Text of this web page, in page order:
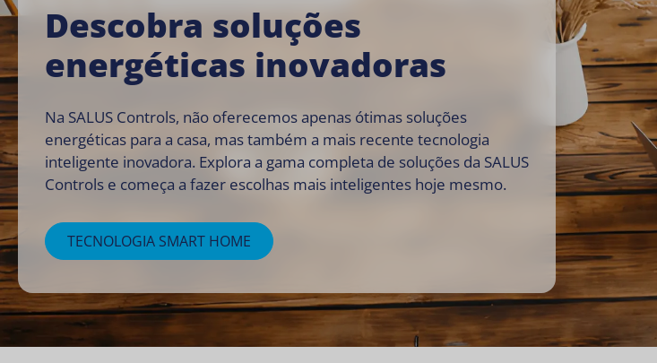
Descobra soluções
energéticas inovadoras
Na SALUS Controls, não oferecemos apenas ótimas soluções
energéticas para a casa, mas também a mais recente tecnologia
inteligente inovadora. Explora a gama completa de soluções da SALUS
Controls e começa a fazer escolhas mais inteligentes hoje mesmo.
TECNOLOGIA SMART HOME